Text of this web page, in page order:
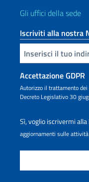
Gli uffici della sede
Iscriviti alla nostra
Inserisci la tua email
Accettazione GDPR
Autorizzo il trattamento
Decreto Legislativo 30
Sì, voglio iscrivermi
aggiornamenti sulle